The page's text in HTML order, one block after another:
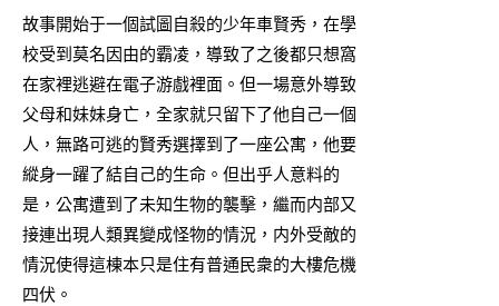
故事開始于一個試圖自殺的少年車賢秀，在學
校受到莫名因由的霸凌，導致了之後都只想窩
在家裡逃避在電子游戲裡面。但一場意外導致
父母和妹妹身亡，全家就只留下了他自己一個
人，無路可逃的賢秀選擇到了一座公寓，他要
縱身一躍了結自己的生命。但出乎人意料的
是，公寓遭到了未知生物的襲擊，繼而内部又
接連出現人類異變成怪物的情況，内外受敵的
情況使得這棟本只是住有普通民衆的大樓危機
四伏。